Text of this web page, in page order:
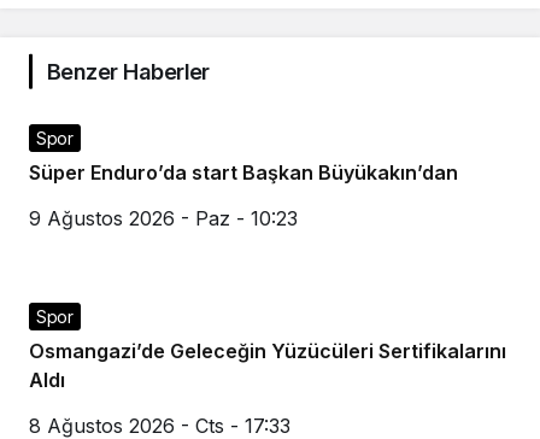
Benzer Haberler
Spor
Süper Enduro’da start Başkan Büyükakın’dan
9 Ağustos 2026 - Paz - 10:23
Spor
Osmangazi’de Geleceğin Yüzücüleri Sertifikalarını
Aldı
8 Ağustos 2026 - Cts - 17:33